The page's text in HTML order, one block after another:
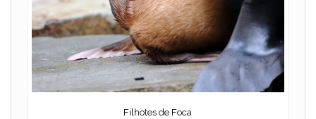
Filhotes de Foca